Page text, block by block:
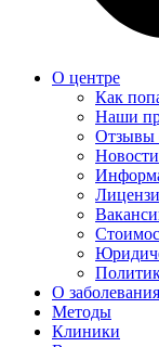
О центре
Как
Наши
Отзывы
Новости
О
Методы
Клиники